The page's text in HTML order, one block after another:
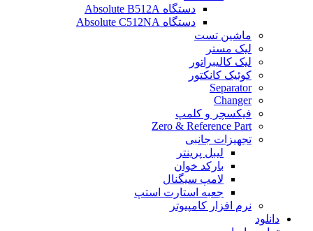
دستگاه Absolute B512A
دستگاه Absolute C512NA
ماشین تست
لیک مستر
لیک کالیبراتور
کوئیک کانکتور
Separator
Changer
فیکسچر و کلمپ
Zero & Reference Part
تجهیزات جانبی
لیبل پرینتر
بارکد خوان
لامپ سیگنال
جعبه استارت استپ
نرم افزار کامپیوتر
دانلود